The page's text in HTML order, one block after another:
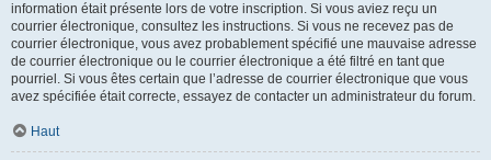
information était présente lors de votre inscription. Si vous aviez reçu un
courrier électronique, consultez les instructions. Si vous ne recevez pas de
courrier électronique, vous avez probablement spécifié une mauvaise adresse
de courrier électronique ou le courrier électronique a été filtré en tant que
pourriel. Si vous êtes certain que l’adresse de courrier électronique que vous
avez spécifiée était correcte, essayez de contacter un administrateur du forum.
Haut